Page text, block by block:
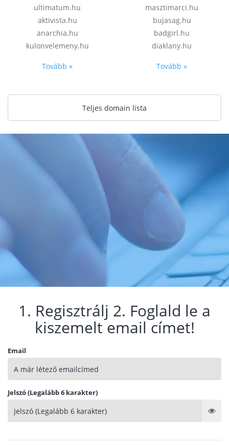
ultimatum.hu
aktivista.hu
anarchia.hu
kulonvelemeny.hu
Tovább »
masztimarci.hu
bujasag.hu
badgirl.hu
diaklany.hu
Tovább »
Teljes domain lista
1. Regisztrálj 2. Foglald le a
kiszemelt email címet!
Email
Jelszó (Legalább 6 karakter)